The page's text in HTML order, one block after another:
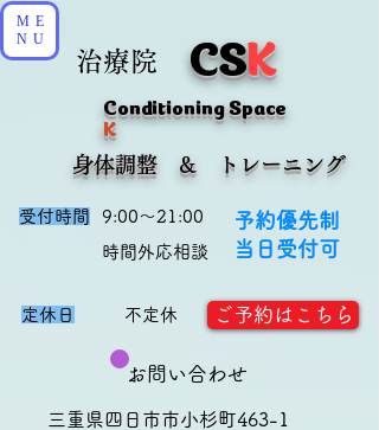
予約優先制
当日受付可
ご予約はこちら
受付時間
9:00～21:00
​時間外応相談
定休日 不定休
CSK
治療院
​身体調整 & トレーニング
Conditioning Space
K
お問い合わせ
三重県四日市市小杉町463-1
ME
NU